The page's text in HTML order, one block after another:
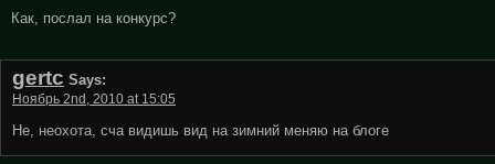
Как, послал на конкурс?
gertc Says:
Ноябрь 2nd, 2010 at 15:05
Не, неохота, сча видишь вид на зимний меняю на блоге